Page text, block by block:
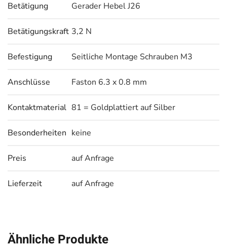
Betätigung Gerader Hebel J26
Betätigungskraft 3,2 N
Befestigung Seitliche Montage Schrauben M3
Anschlüsse Faston 6.3 x 0.8 mm
Kontaktmaterial 81 = Goldplattiert auf Silber
Besonderheiten keine
Preis auf Anfrage
Lieferzeit auf Anfrage
Ähnliche Produkte